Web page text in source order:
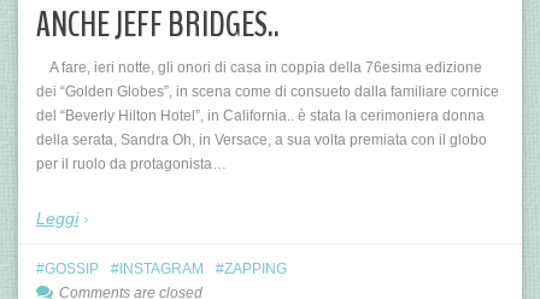
ANCHE JEFF BRIDGES..
A fare, ieri notte, gli onori di casa in coppia della 76esima edizione
dei “Golden Globes”, in scena come di consueto dalla familiare cornice
del “Beverly Hilton Hotel”, in California.. è stata la cerimoniera donna
della serata, Sandra Oh, in Versace, a sua volta premiata con il globo
per il ruolo da protagonista…
Leggi
GOSSIP INSTAGRAM
ZAPPING
Comments are closed